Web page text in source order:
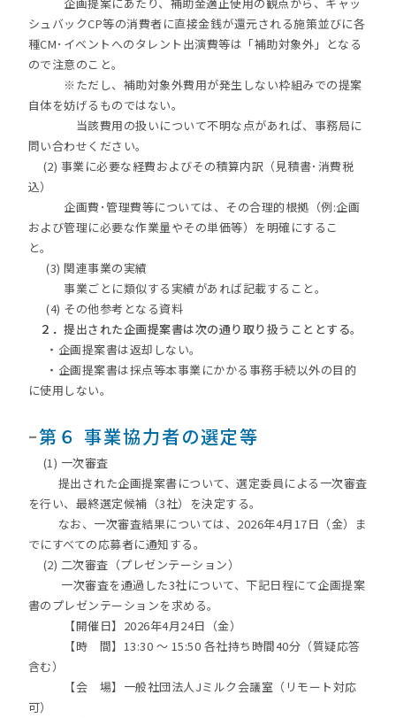
企画提案にあたり、補助金適正使用の観点から、キャッ
シュバックCP等の消費者に直接金銭が還元される施策並びに各
種CM･イベントへのタレント出演費等は「補助対象外」となる
ので注意のこと。
※ただし、補助対象外費用が発生しない枠組みでの提案
自体を妨げるものではない。
当該費用の扱いについて不明な点があれば、事務局に
問い合わせください。
(2) 事業に必要な経費およびその積算内訳（見積書･消費税
込）
企画費･管理費等については、その合理的根拠（例:企画
および管理に必要な作業量やその単価等）を明確にするこ
と。
(3) 関連事業の実績
事業ごとに類似する実績があれば記載すること。
(4) その他参考となる資料
２．提出された企画提案書は次の通り取り扱うこととする。
・企画提案書は返却しない。
・企画提案書は採点等本事業にかかる事務手続以外の目的
に使用しない。
ｰ第６ 事業協力者の選定等
(1) 一次審査
提出された企画提案書について、選定委員による一次審査
を行い、最終選定候補（3社）を決定する。
なお、一次審査結果については、2026年4月17日（金）ま
でにすべての応募者に通知する。
(2) 二次審査（プレゼンテーション）
一次審査を通過した3社について、下記日程にて企画提案
書のプレゼンテーションを求める。
【開催日】2026年4月24日（金）
【時 間】13:30 ～ 15:50 各社持ち時間40分（質疑応答
含む）
【会 場】一般社団法人Jミルク会議室（リモート対応
可）